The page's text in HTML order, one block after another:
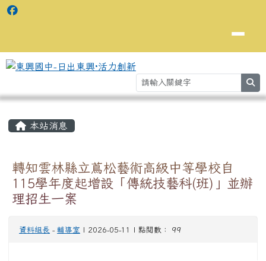
本站消息
轉知雲林縣立蔦松藝術高級中等學校自
115學年度起增設「傳統技藝科(班)」並辦
理招生一案
資料組長 - 輔導室 | 2026-05-11 | 點閱數： 99